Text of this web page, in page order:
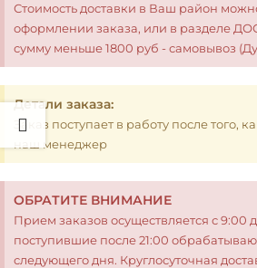
Стоимость доставки в Ваш район
оформлении заказа, или в разделе
сумму меньше 1800 руб - самовывоз
Детали заказа:
Заказ поступает в работу после того,
наш менеджер
ОБРАТИТЕ ВНИМАНИЕ
Прием заказов осуществляется с 9:00
поступившие после 21:00
следующего дня. Круглосуточная